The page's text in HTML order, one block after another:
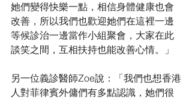
她們變得快樂一點，相信身體健康也會
改善，所以我們也歡迎她們在這裡一邊
等候診治一邊當作小組聚會，大家在此
談笑之間，互相扶持也能改善心情。」
另一位義診醫師Zoe說：「我們也想香港
人對菲律賓外傭們有多點認識，她們很